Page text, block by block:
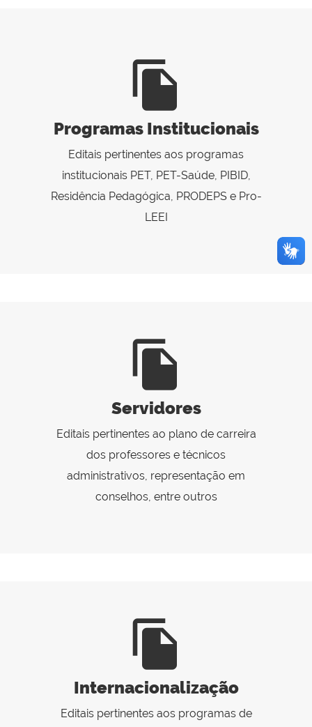
file_copy
Programas Institucionais
Editais pertinentes aos programas
institucionais PET, PET-Saúde, PIBID,
Residência Pedagógica, PRODEPS e Pro-
LEEI
file_copy
Servidores
Editais pertinentes ao plano de carreira
dos professores e técnicos
administrativos, representação em
conselhos, entre outros
file_copy
Internacionalização
Editais pertinentes aos programas de